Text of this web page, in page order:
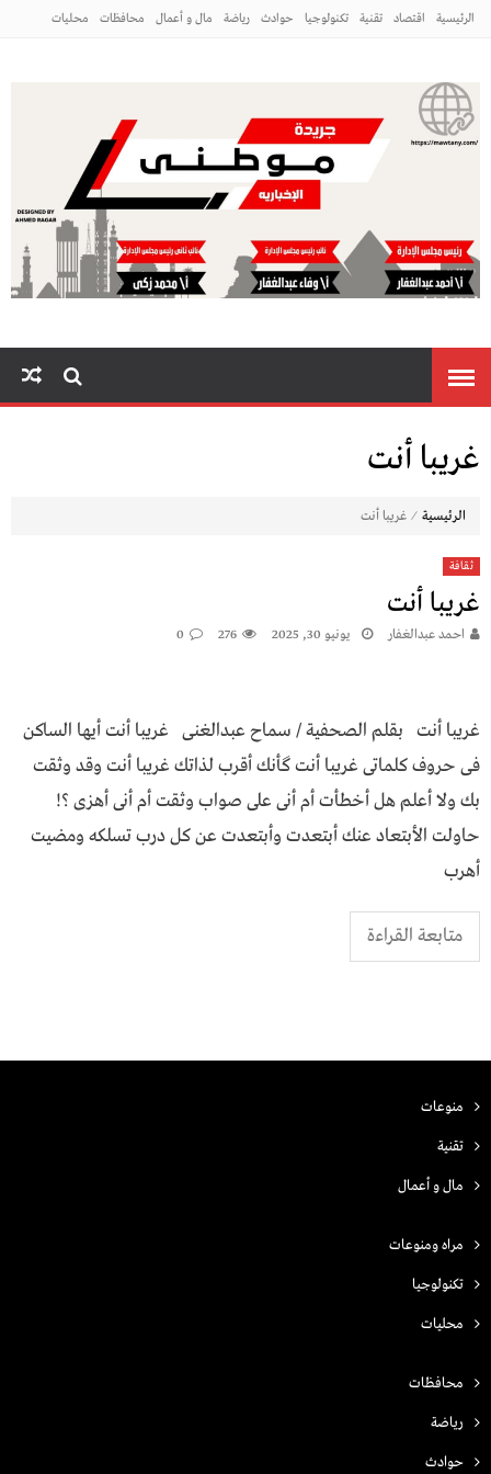
الرئيسية اقتصاد تقنية تكنولوجيا حوادث رياضة مال و أعمال محافظات محليات
غريبا أنت
الرئيسية ⁄ غريبا أنت
ثقافة
غريبا أنت
احمد عبدالغفار يونيو 30, 2025 276
0
غريبا أنت بقلم الصحفية / سماح عبدالغنى غريبا أنت أيها الساكن
فى حروف كلماتى غريبا أنت گأنك أقرب لذاتك غريبا أنت وقد وثقت
بك ولا أعلم هل أخطأت أم أنى على صواب وثقت أم أنى أهزى ؟!
حاولت الأبتعاد عنك أبتعدت وأبتعدت عن كل درب تسلكه ومضيت
أهرب
متابعة القراءة
منوعات
تقنية
مال و أعمال
مراه ومنوعات
تكنولوجيا
محليات
محافظات
رياضة
حوادث